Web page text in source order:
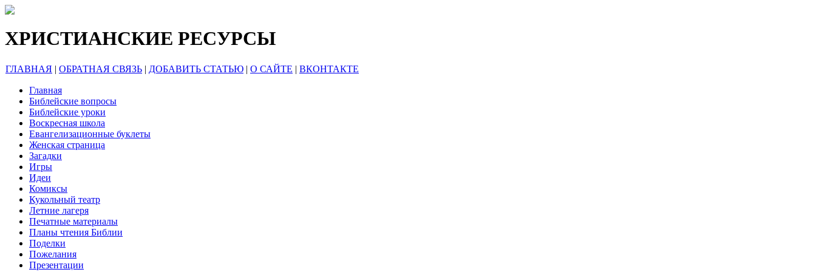
ХРИСТИАНСКИЕ РЕСУРСЫ
ГЛАВНАЯ | ОБРАТНАЯ СВЯЗЬ | ДОБАВИТЬ СТАТЬЮ | О САЙТЕ | ВКОНТАКТЕ
Главная
Библейские вопросы
Библейские уроки
Воскресная школа
Евангелизационные буклеты
Женская страница
Загадки
Игры
Идеи
Комиксы
Кукольный театр
Летние лагеря
Печатные материалы
Планы чтения Библии
Поделки
Пожелания
Презентации